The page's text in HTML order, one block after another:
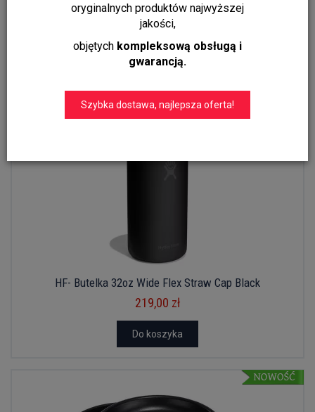
oryginalnych produktów najwyższej
jakości,
objętych kompleksową obsługą i
gwarancją.
Szybka dostawa, najlepsza oferta!
Do koszyka
HF- Butelka 32oz Wide Flex Straw Cap Black
219,00 zł
Do koszyka